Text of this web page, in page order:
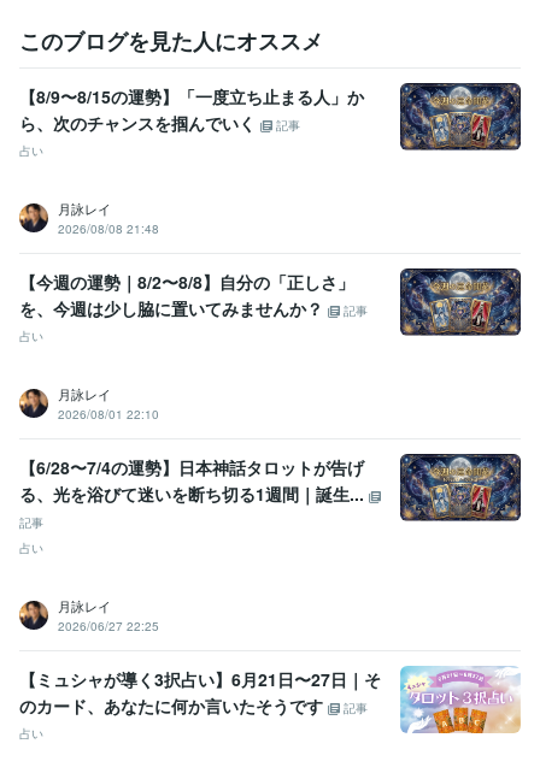
このブログを見た人にオススメ
【8/9〜8/15の運勢】「一度立ち止まる人」か
ら、次のチャンスを掴んでいく
記事
占い
月詠レイ
2026/08/08 21:48
【今週の運勢｜8/2〜8/8】自分の「正しさ」
を、今週は少し脇に置いてみませんか？
記事
占い
月詠レイ
2026/08/01 22:10
【6/28〜7/4の運勢】日本神話タロットが告げ
る、光を浴びて迷いを断ち切る1週間｜誕生...
記事
占い
月詠レイ
2026/06/27 22:25
【ミュシャが導く3択占い】6月21日〜27日｜そ
のカード、あなたに何か言いたそうです
記事
占い